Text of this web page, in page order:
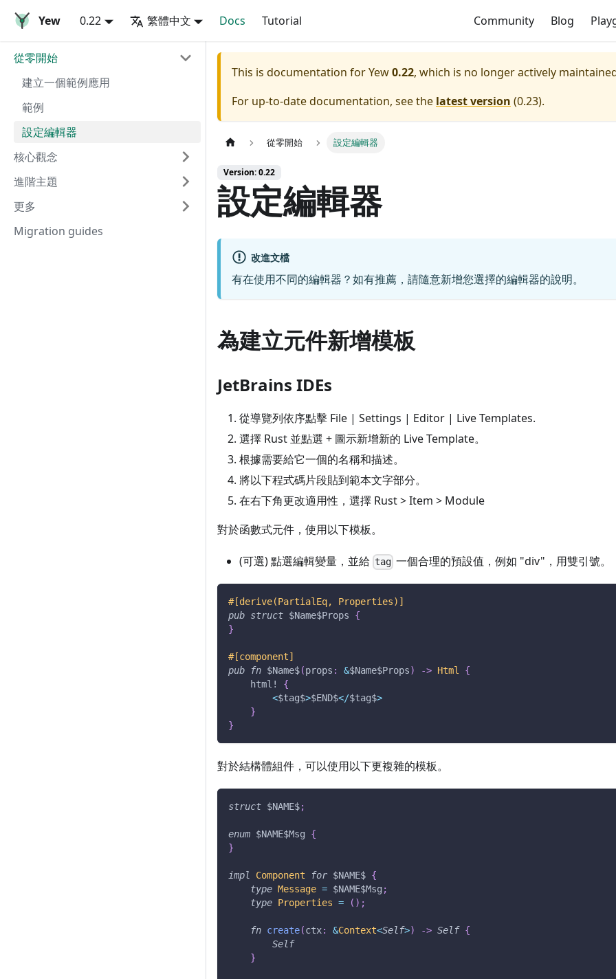
Yew 0.22 繁體中文 Docs Tutorial Community Blog
從零開始
建立一個範例應用
範例
設定編輯器
核心觀念
進階主題
更多
Migration guides
This is documentation forYew0.22, which is no longer actively
For up-to-date documentation, see the latest version (0.23).
從零開始 設定編輯器
Version: 0.22
設定編輯器
改進文檔
有在使用不同的編輯器？如有推薦，請隨意新增您選擇的編輯器的說明。
為建立元件新增模板
JetBrains IDEs
從導覽列依序點擊 File | Settings | Editor | Live Templates.
選擇 Rust 並點選 + 圖示新增新的 Live Template。
根據需要給它一個的名稱和描述。
將以下程式碼片段貼到範本文字部分。
在右下角更改適用性，選擇 Rust > Item > Module
對於函數式元件，使用以下模板。
(可選) 點選編輯變量，並給 tag 一個合理的預設值，例如 "div"，用雙引號。
#[derive(PartialEq, Properties)]
pub struct $Name$Props
{
}
#[component]
pub
fn $Name$(props : &$Name$Props) -> Html
{
html!
{
<$tag$>$END$</$tag$>
}
}
對於結構體組件，可以使用以下更複雜的模板。
struct $NAME$;
enum $NAME$Msg
{
}
impl Component for $NAME$ {
type Message = $NAME$Msg ;
type Properties = ( ) ;
fn create(ctx: &Context<Self>) -> Self {
Self
}